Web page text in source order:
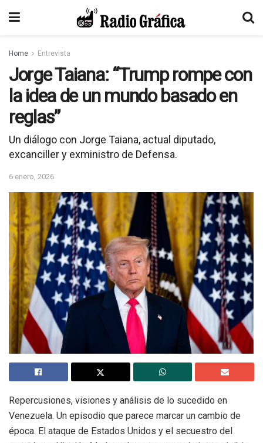
Home Entrevista
Jorge Taiana: “Trump rompe con
la idea de un mundo basado en
reglas”
Un diálogo con Jorge Taiana, actual diputado,
excanciller y exministro de Defensa.
6 enero, 2026
Repercusiones, visiones y análisis de lo sucedido en
Venezuela. Un episodio que parece marcar un cambio de
época. El ataque de Estados Unidos y el secuestro del